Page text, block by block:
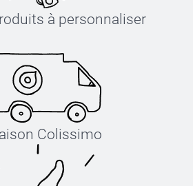
à personnaliser
Colissimo